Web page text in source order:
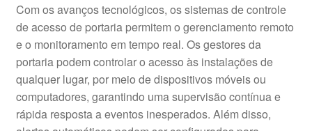
Com os avanços tecnológicos, os sistemas de controle
de acesso de portaria permitem o gerenciamento remoto
e o monitoramento em tempo real. Os gestores da
portaria podem controlar o acesso às instalações de
qualquer lugar, por meio de dispositivos móveis ou
computadores, garantindo uma supervisão contínua e
rápida resposta a eventos inesperados. Além disso,